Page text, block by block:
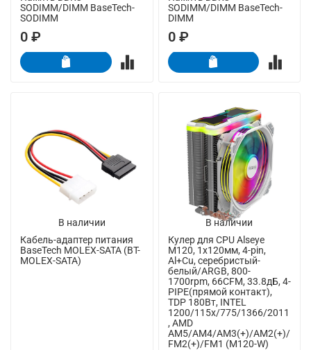
SODIMM/DIMM BaseTech-
SODIMM
0 ₽
SODIMM/DIMM BaseTech-
DIMM
0 ₽
В наличии
Кабель-адаптер питания
BaseTech MOLEX-SATA (BT-
MOLEX-SATA)
В наличии
Кулер для CPU Alseye
M120, 1х120мм, 4-pin,
Al+Cu, серебристый-
белый/ARGB, 800-
1700rpm, 66CFM, 33.8дБ, 4-
PIPE(прямой контакт),
TDP 180Вт, INTEL
1200/115x/775/1366/2011
, AMD
AM5/AM4/AM3(+)/AM2(+)/
FM2(+)/FM1 (M120-W)